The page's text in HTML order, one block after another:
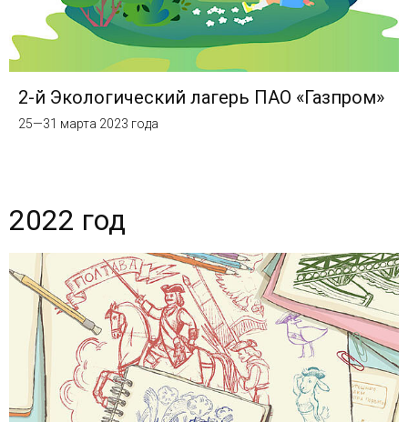
2-й Экологический лагерь ПАО «Газпром»
25—31 марта 2023 года
2022 год